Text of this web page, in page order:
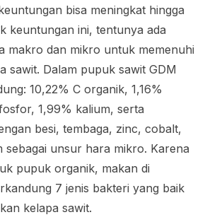
bisa meningkat hingga
keuntungan ini, tentunya ada
makro dan mikro untuk memenuhi
sawit. Dalam pupuk sawit GDM
10,22% C organik, 1,16%
1,99% kalium, serta
besi, tembaga, zinc, cobalt,
sebagai unsur hara mikro. Karena
pupuk organik, makan di
7 jenis bakteri yang baik
kelapa sawit.